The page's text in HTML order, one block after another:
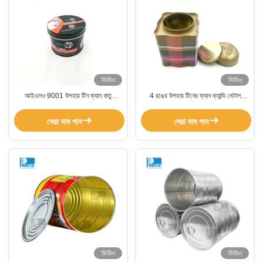
ভিডিও
আইএসও 9001 উপহার টিন ক্যান ধাতু
সেরা দাম পান
ভিডিও
4 রঙের উপহার টিনের ক্যান ক্যান্ডি মেটাল
সেরা দাম পান
ভিডিও
ভিডিও